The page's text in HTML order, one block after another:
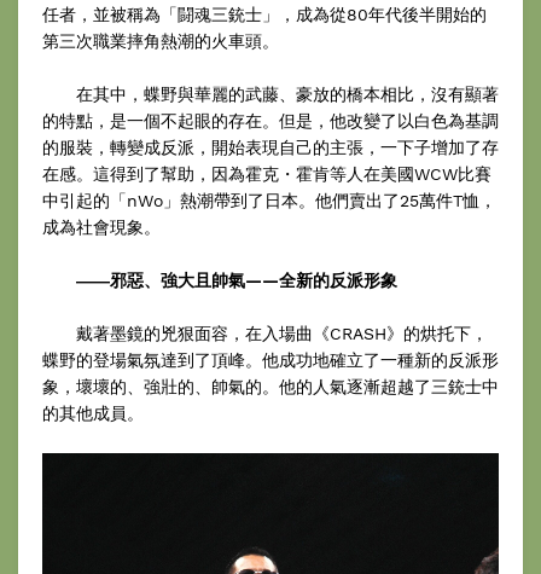
任者，並被稱為「闘魂三銃士」，成為從80年代後半開始的
第三次職業摔角熱潮的火車頭。
在其中，蝶野與華麗的武藤、豪放的橋本相比，沒有顯著
的特點，是一個不起眼的存在。但是，他改變了以白色為基調
的服裝，轉變成反派，開始表現自己的主張，一下子增加了存
在感。這得到了幫助，因為霍克・霍肯等人在美國WCW比賽
中引起的「nWo」熱潮帶到了日本。他們賣出了25萬件T恤，
成為社會現象。
――邪惡、強大且帥氣——全新的反派形象
戴著墨鏡的兇狠面容，在入場曲《CRASH》的烘托下，
蝶野的登場氣氛達到了頂峰。他成功地確立了一種新的反派形
象，壞壞的、強壯的、帥氣的。他的人氣逐漸超越了三銃士中
的其他成員。